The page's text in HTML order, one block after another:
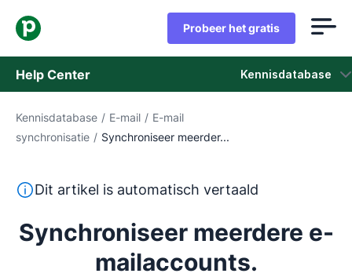
Probeer het gratis
Help Center Kennisdatabase
Kennisdatabase
Neem contact op met het ondersteuningsteam
Kennisdatabase / E-mail / E-mail
synchronisatie / Synchroniseer meerder...
Deze tekst is automatisch vertaald uit het Engels,
Dit artikel is automatisch vertaald
Synchroniseer meerdere e-
mailaccounts.